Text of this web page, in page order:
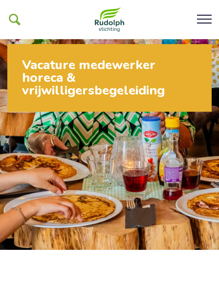
Ons werk
De Glind
Help ons mogelijk maken
Organisatie
Contact
Vacature medewerker
horeca &
vrijwilligersbegeleiding